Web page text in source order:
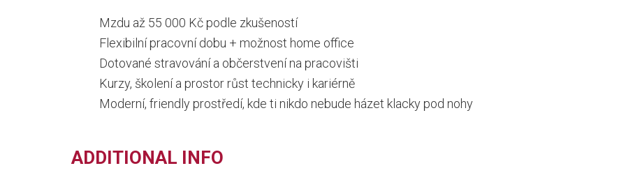
Mzdu až 55 000 Kč podle zkušeností
Flexibilní pracovní dobu + možnost home office
Dotované stravování a občerstvení na pracovišti
Kurzy, školení a prostor růst technicky i kariérně
Moderní, friendly prostředí, kde ti nikdo nebude házet klacky pod nohy
ADDITIONAL INFO